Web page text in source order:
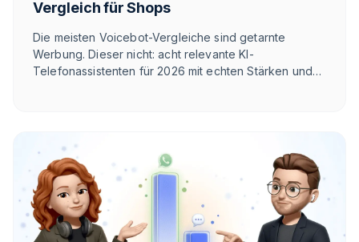
Vergleich für Shops
Die meisten Voicebot-Vergleiche sind getarnte
Werbung. Dieser nicht: acht relevante KI-
Telefonassistenten für 2026 mit echten Stärken und